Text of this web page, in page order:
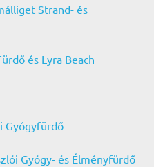
Strand- és
és Lyra Beach
Gyógyfürdő
Gyógy- és Élményfürdő